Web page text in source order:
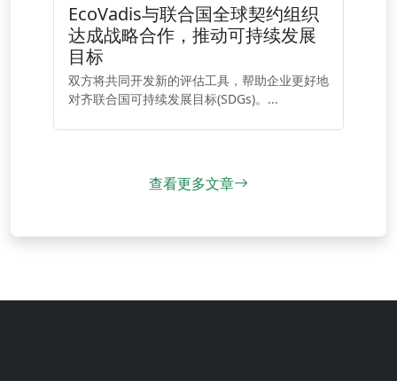
EcoVadis与联合国全球契约组织
达成战略合作，推动可持续发展
目标
双方将共同开发新的评估工具，帮助企业更好地
对齐联合国可持续发展目标(SDGs)。...
查看更多文章